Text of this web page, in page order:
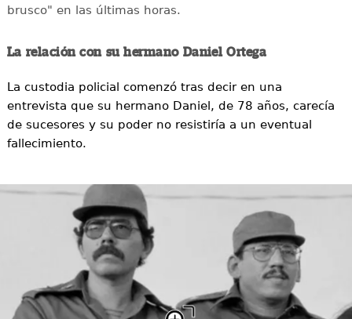
brusco" en las últimas horas.
La relación con su hermano Daniel Ortega
La custodia policial comenzó tras decir en una
entrevista que su hermano Daniel, de 78 años, carecía
de sucesores y su poder no resistiría a un eventual
fallecimiento.